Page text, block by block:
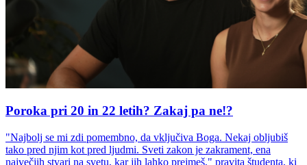
Poroka pri 20 in 22 letih? Zakaj pa ne!?
"Najbolj se mi zdi pomembno, da vključiva Boga. Nekaj obljubiš
tako pred njim kot pred ljudmi. Sveti zakon je zakrament, ena
največjih stvari na svetu, kar jih lahko prejmeš," pravita študenta, ki